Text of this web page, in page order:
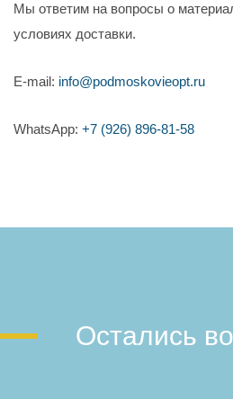
Мы ответим на вопросы о
условиях доставки.
E-mail: info@podmoskovieopt.ru
WhatsApp: +7 (926) 896-81-58
Остались